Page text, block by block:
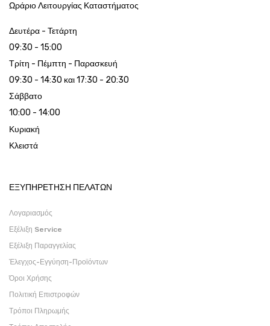
Ωράριο Λειτουργίας Καταστήματος
Δευτέρα - Τετάρτη
09:30 - 15:00
Τρίτη - Πέμπτη - Παρασκευή
09:30 - 14:30 και 17:30 - 20:30
Σάββατο
10:00 - 14:00
Κυριακή
Κλειστά
ΕΞΥΠΗΡΕΤΗΣΗ ΠΕΛΑΤΩΝ
Λογαριασμός
Εξέλιξη Service
Εξέλιξη Παραγγελίας
Έλεγχος-Εγγύηση-Προϊόντων
Όροι Χρήσης
Πολιτική Επιστροφών
Τρόποι Πληρωμής